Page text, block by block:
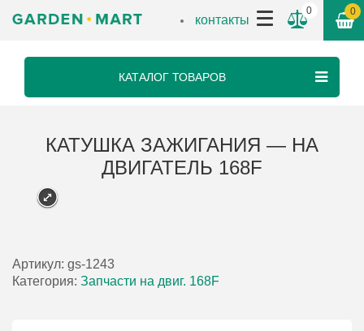
контакты
0 0
КАТАЛОГ ТОВАРОВ
КАТУШКА ЗАЖИГАНИЯ — НА
ДВИГАТЕЛЬ 168F
Артикул: gs-1243
Категория: Запчасти на двиг. 168F